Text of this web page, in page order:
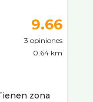
9.66
3 opiniones
0.64 km
zona